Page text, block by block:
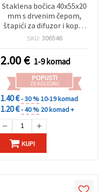
Staklena bočica 40x55x20
mm s drvenim čepom,
štapići za difuzor i kopča
za mirise
SKU: 306546
2.00€ 1-9 komad
POPUSTI
ZA KOLIČINU
1.40 €- 30 %10-19 komad
1.20 €- 40 % 20 komad +
KUPI